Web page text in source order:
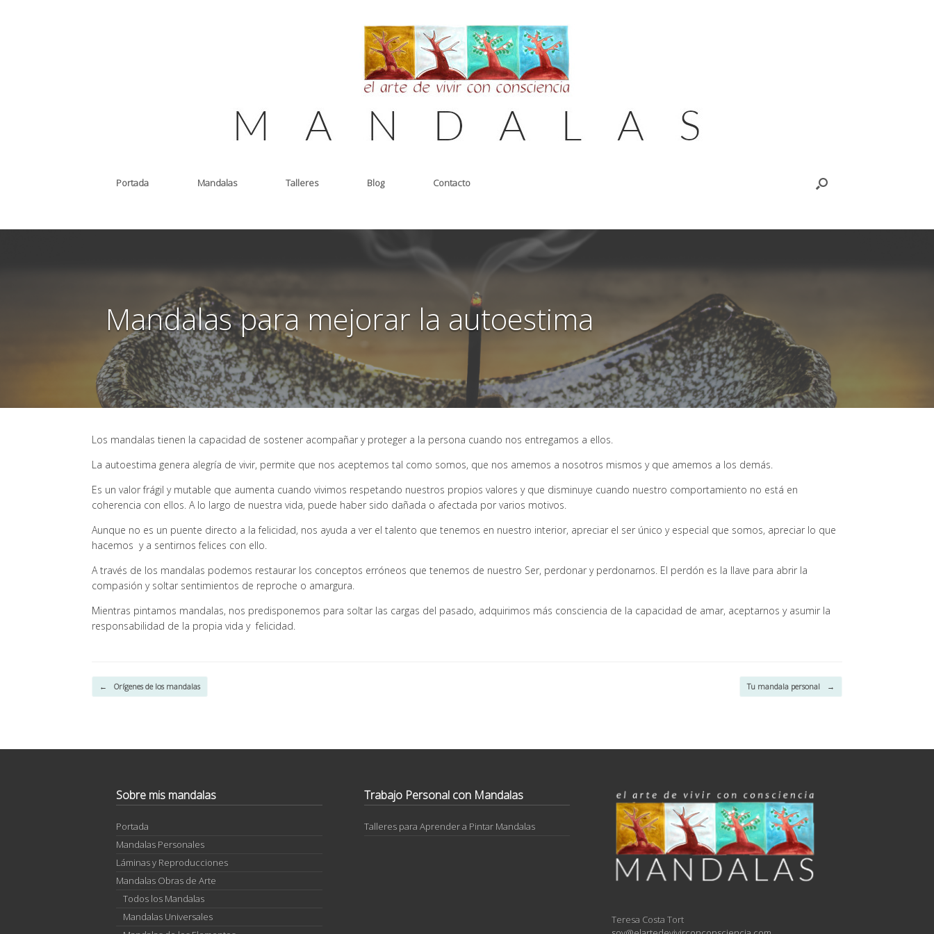
Portada Mandalas Talleres Blog Contacto
Mandalas para mejorar la autoestima
Los mandalas tienen la capacidad de sostener acompañar y proteger a la persona cuando nos entregamos a ellos.
La autoestima genera alegría de vivir, permite que nos aceptemos tal como somos, que nos amemos a nosotros mismos y que amemos a los demás.
Es un valor frágil y mutable que aumenta cuando vivimos respetando nuestros propios valores y que disminuye cuando nuestro comportamiento no está en
coherencia con ellos. A lo largo de nuestra vida, puede haber sido dañada o afectada por varios motivos.
Aunque no es un puente directo a la felicidad, nos ayuda a ver el talento que tenemos en nuestro interior, apreciar el ser único y especial que somos, apreciar lo que
hacemos y a sentirnos felices con ello.
A través de los mandalas podemos restaurar los conceptos erróneos que tenemos de nuestro Ser, perdonar y perdonarnos. El perdón es la llave para abrir la
compasión y soltar sentimientos de reproche o amargura.
Mientras pintamos mandalas, nos predisponemos para soltar las cargas del pasado, adquirimos más consciencia de la capacidad de amar, aceptarnos y asumir la
responsabilidad de la propia vida y felicidad.
Navegador de artículos
← Orígenes de los mandalas Tu mandala personal →
Sobre mis mandalas
Portada
Mandalas Personales
Láminas y Reproducciones
Mandalas Obras de Arte
Todos los Mandalas
Mandalas Universales
Trabajo Personal con Mandalas
Talleres para Aprender a Pintar Mandalas
Teresa Costa Tort